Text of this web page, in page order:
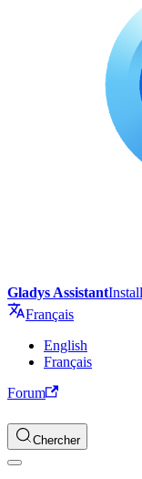
Gladys Assistant
Français
English
Français
Forum
Chercher